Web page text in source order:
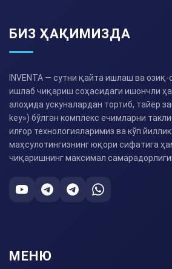
БИЗ ҲАҚИМИЗДА
INVENTA — сутни қайта ишлаш ва
ишлаб чиқариш соҳасидаги ишончли
алоҳида ускуналардан тортиб, тайёр
key») бўлган комплекс ечимларни
илғор технологияларимиз ва кўп
маҳсулотингизнинг юқори сифатига
чиқаришнинг максимал
МЕНЮ